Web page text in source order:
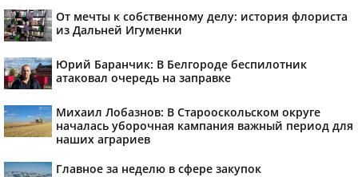
От мечты к собственному делу: история флориста
из Дальней Игуменки
Юрий Баранчик: В Белгороде беспилотник
атаковал очередь на заправке
Михаил Лобазнов: В Старооскольском округе
началась уборочная кампания важный период для
наших аграриев
Главное за неделю в сфере закупок